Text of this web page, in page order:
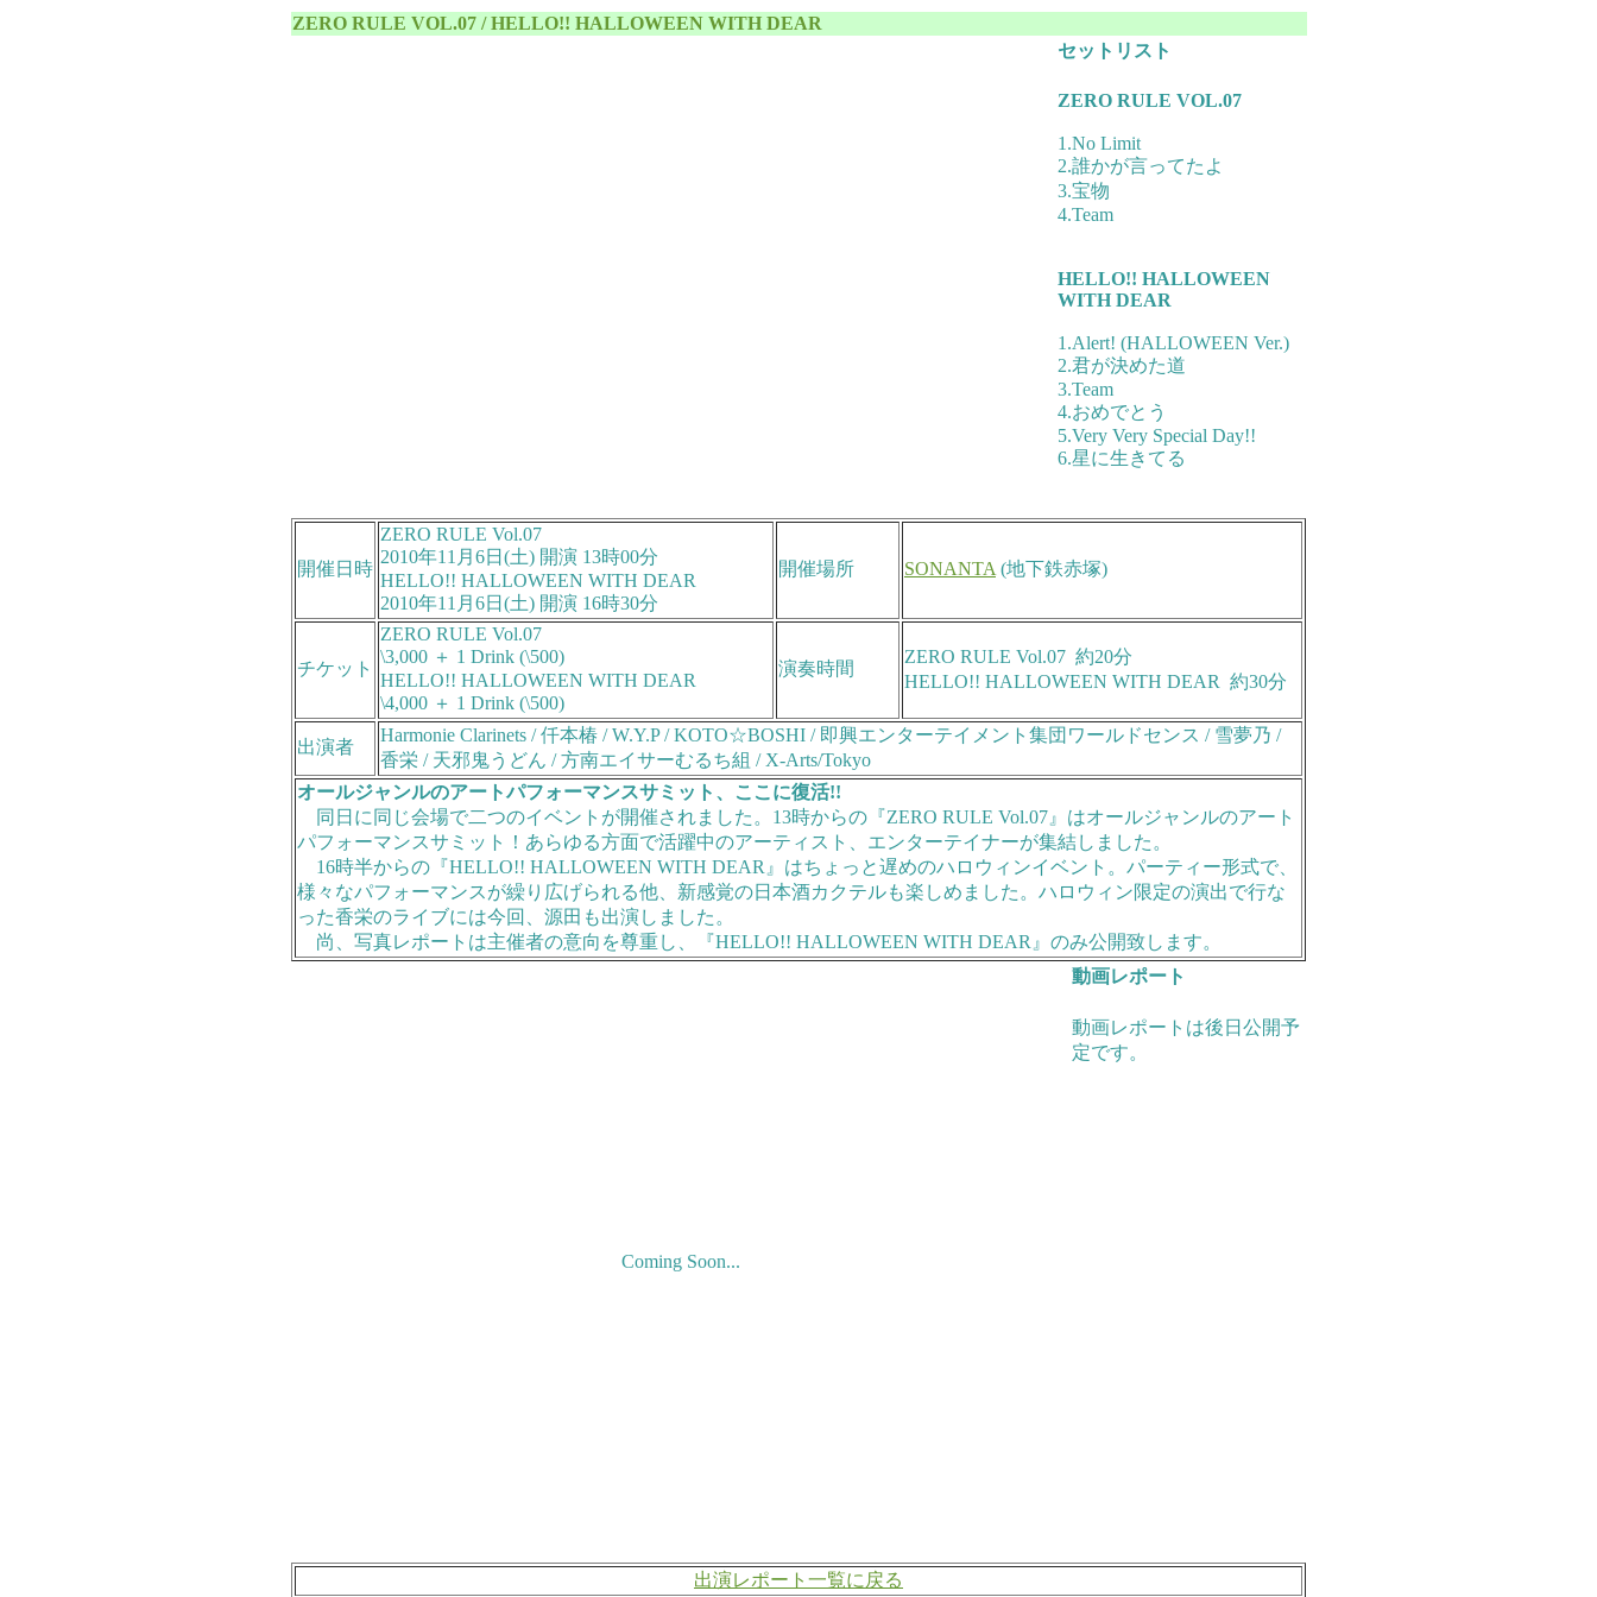
ZERO RULE VOL.07 / HELLO!! HALLOWEEN WITH DEAR
セットリスト
ZERO RULE VOL.07
1.No Limit
2.誰かが言ってたよ
3.宝物
4.Team
HELLO!! HALLOWEEN
WITH DEAR
1.Alert! (HALLOWEEN Ver.)
2.君が決めた道
3.Team
4.おめでとう
5.Very Very Special Day!!
6.星に生きてる
開催日時
ZERO RULE Vol.07
2010年11月6日(土) 開演 13時00分
HELLO!! HALLOWEEN WITH DEAR
2010年11月6日(土) 開演 16時30分
開催場所 SONANTA (地下鉄赤塚)
チケット
ZERO RULE Vol.07
\3,000 ＋ 1 Drink (\500)
HELLO!! HALLOWEEN WITH DEAR
\4,000 ＋ 1 Drink (\500)
演奏時間
ZERO RULE Vol.07 約20分
HELLO!! HALLOWEEN WITH DEAR 約30分
出演者
Harmonie Clarinets / 仟本椿 / W.Y.P / KOTO☆BOSHI / 即興エンターテイメント集団ワールドセンス / 雪夢乃 /
香栄 / 天邪鬼うどん / 方南エイサーむるち組 / X-Arts/Tokyo
オールジャンルのアートパフォーマンスサミット、ここに復活!!
同日に同じ会場で二つのイベントが開催されました。13時からの『ZERO RULE Vol.07』はオールジャンルのアート
パフォーマンスサミット！あらゆる方面で活躍中のアーティスト、エンターテイナーが集結しました。
16時半からの『HELLO!! HALLOWEEN WITH DEAR』はちょっと遅めのハロウィンイベント。パーティー形式で、
様々なパフォーマンスが繰り広げられる他、新感覚の日本酒カクテルも楽しめました。ハロウィン限定の演出で行な
った香栄のライブには今回、源田も出演しました。
尚、写真レポートは主催者の意向を尊重し、『HELLO!! HALLOWEEN WITH DEAR』のみ公開致します。
Coming Soon...
動画レポート
動画レポートは後日公開予
定です。
出演レポート一覧に戻る